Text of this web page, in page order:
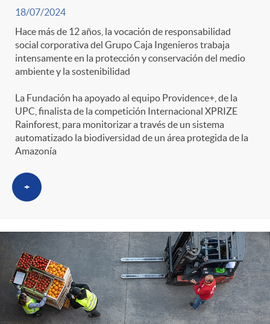
18/07/2024
Hace más de 12 años, la vocación de responsabilidad
social corporativa del Grupo Caja Ingenieros trabaja
intensamente en la protección y conservación del medio
ambiente y la sostenibilidad
La Fundación ha apoyado al equipo Providence+, de la
UPC, finalista de la competición Internacional XPRIZE
Rainforest, para monitorizar a través de un sistema
automatizado la biodiversidad de un área protegida de la
Amazonía
+